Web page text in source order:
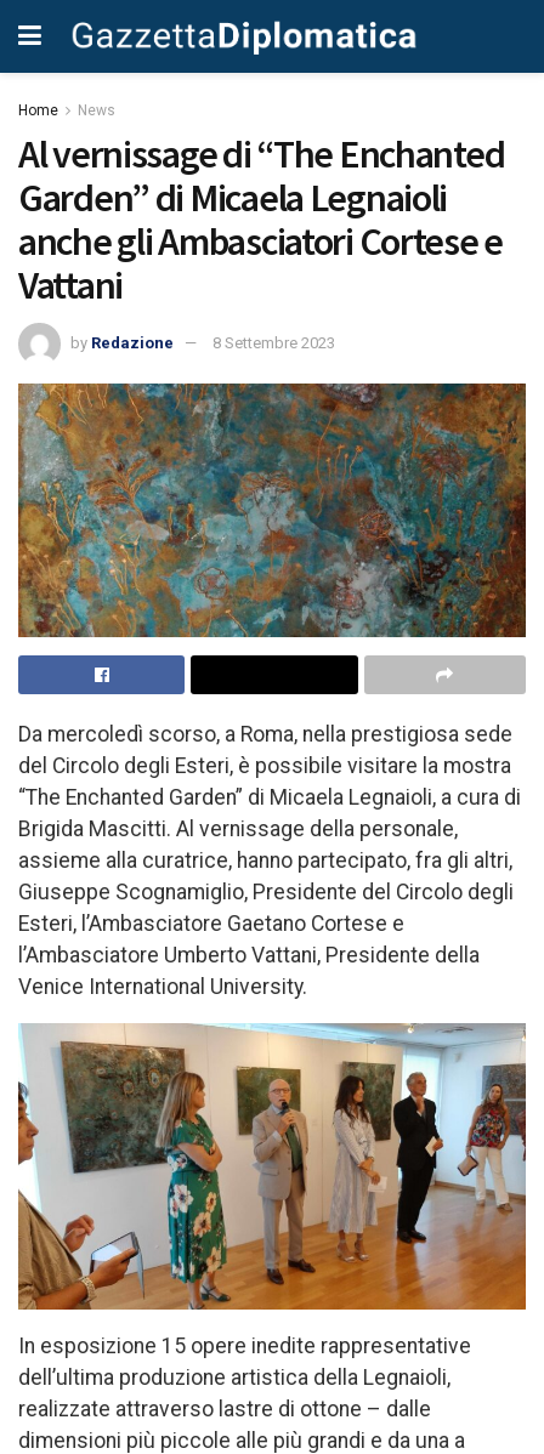
Home News
Al vernissage di “The Enchanted
Garden” di Micaela Legnaioli
anche gli Ambasciatori Cortese e
Vattani
by Redazione 8 Settembre 2023
Da mercoledì scorso, a Roma, nella prestigiosa sede
del Circolo degli Esteri, è possibile visitare la mostra
“The Enchanted Garden” di Micaela Legnaioli, a cura di
Brigida Mascitti. Al vernissage della personale,
assieme alla curatrice, hanno partecipato, fra gli altri,
Giuseppe Scognamiglio, Presidente del Circolo degli
Esteri, l’Ambasciatore Gaetano Cortese e
l’Ambasciatore Umberto Vattani, Presidente della
Venice International University.
In esposizione 15 opere inedite rappresentative
dell’ultima produzione artistica della Legnaioli,
realizzate attraverso lastre di ottone – dalle
dimensioni più piccole alle più grandi e da una a